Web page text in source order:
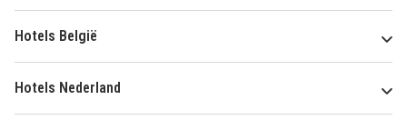
Hotels België
Hotels Nederland